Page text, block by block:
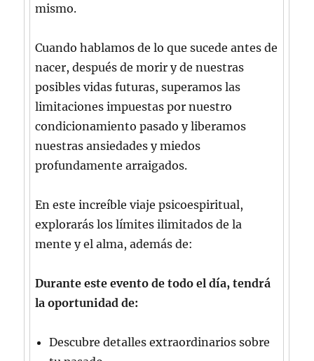
mismo.
Cuando hablamos de lo que sucede antes de
nacer, después de morir y de nuestras
posibles vidas futuras, superamos las
limitaciones impuestas por nuestro
condicionamiento pasado y liberamos
nuestras ansiedades y miedos
profundamente arraigados.
En este increíble viaje psicoespiritual,
explorarás los límites ilimitados de la
mente y el alma, además de:
Durante este evento de todo el día, tendrá
la oportunidad de:
Descubre detalles extraordinarios sobre